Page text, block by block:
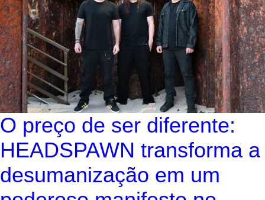
O preço de ser diferente:
HEADSPAWN transforma a
desumanização em um